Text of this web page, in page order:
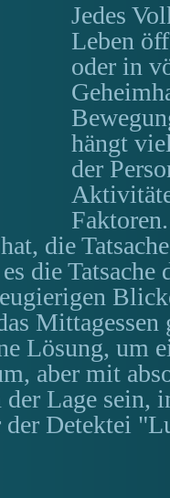
Jedes
Leben
oder in
hängt
der
die
die Tatsache
Mittagessen
Lösung, um
aber mit
Lage sein,
Detektei